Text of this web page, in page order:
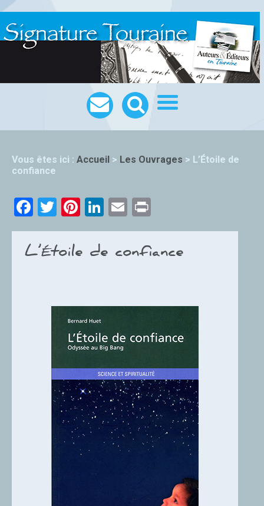
Vous êtes ici : Accueil > Les Ouvrages > L’Étoile de
confiance
Facebook
TwitterPinterest
LinkedIn
Email
L’Étoile de confiance